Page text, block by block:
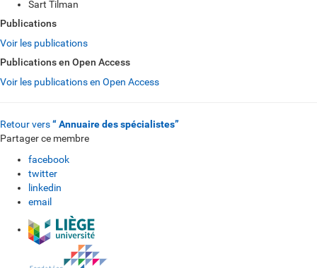
Sart Tilman
Publications
Voir les publications
Publications en Open Access
Voir les publications en Open Access
Retour vers“ Annuaire des spécialistes”
Partager ce membre
facebook
twitter
linkedin
email